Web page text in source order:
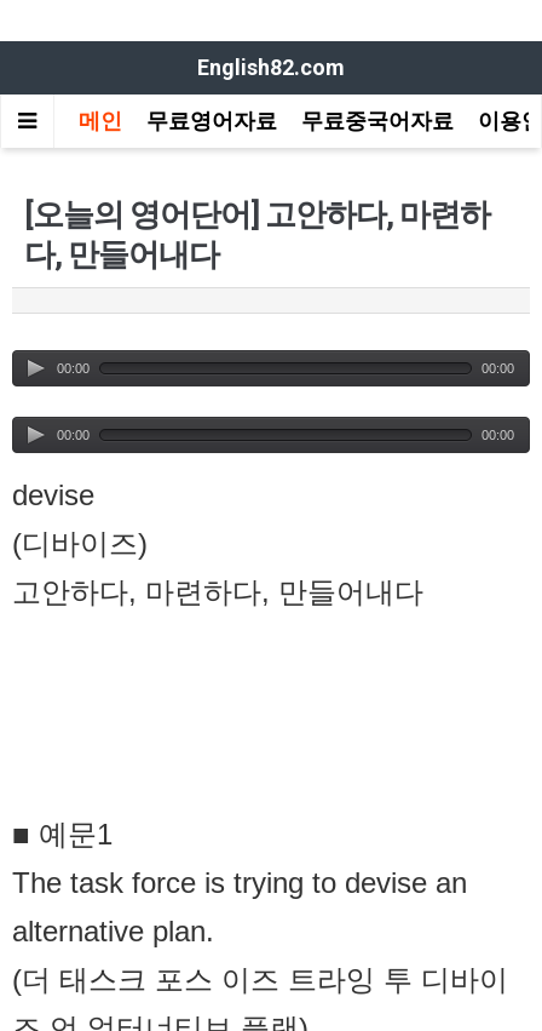
English82.com
메인 무료영어자료 무료중국어자료 이용
[오늘의 영어단어] 고안하다, 마련하
다, 만들어내다
00:00 00:00
00:00 00:00
devise
(디바이즈)
고안하다, 마련하다, 만들어내다
■ 예문1
The task force is trying to devise an
alternative plan.
(더 태스크 포스 이즈 트라잉 투 디바이